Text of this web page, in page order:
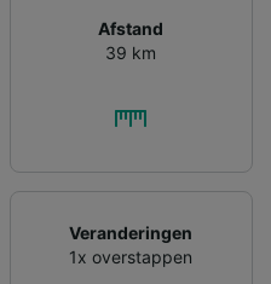
Afstand
39 km
Veranderingen
1x overstappen